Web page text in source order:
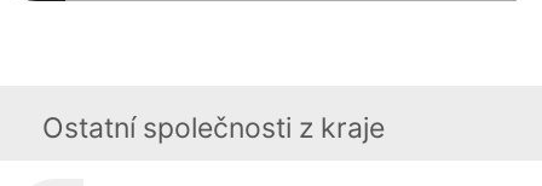
Ostatní společnosti z kraje